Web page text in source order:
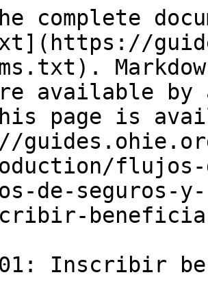
complete
available by
page is
de-seguros-
001: Inscribir